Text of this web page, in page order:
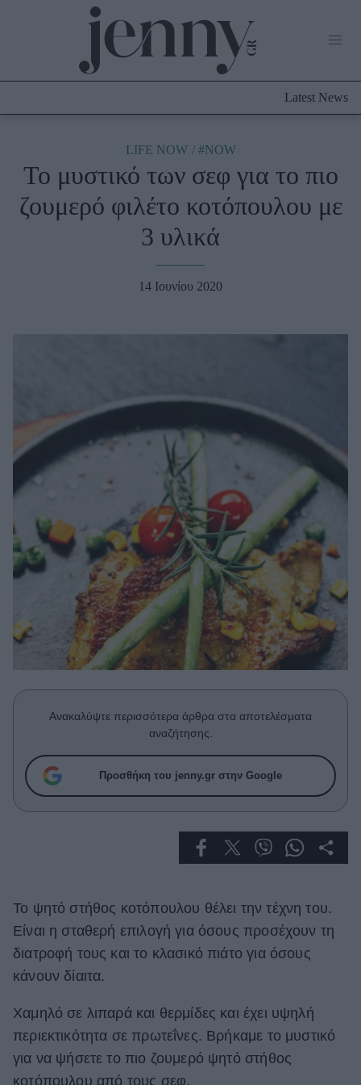
Culture
Fashion
Shopping
Beauty - Ομορφιά
Well being
Ψυχολογία
Υγεία + Διατροφή
Fitness
Woman Power
Working Girl
Real Women
Πρόσωπα
Συνεντεύξεις
Who
True Stories
Ask the Guru
Living
Deco
Green
Αφιερώματα
Latest News
LIFE NOW #NOW
Το μυστικό των σεφ για το πιο
ζουμερό φιλέτο κοτόπουλου με
3 υλικά
14 Ιουνίου 2020
Ανακαλύψτε περισσότερα άρθρα στα αποτελέσματα
αναζήτησης.
Προσθήκη του jenny.gr στην Google
Το ψητό στήθος κοτόπουλου θέλει την τέχνη του.
Είναι η σταθερή επιλογή για όσους προσέχουν τη
διατροφή τους και το κλασικό πιάτο για όσους
κάνουν δίαιτα.
Χαμηλό σε λιπαρά και θερμίδες και έχει υψηλή
περιεκτικότητα σε πρωτεΐνες. Βρήκαμε το μυστικό
για να ψήσετε το πιο ζουμερό ψητό στήθος
κοτόπουλου από τους σεφ.